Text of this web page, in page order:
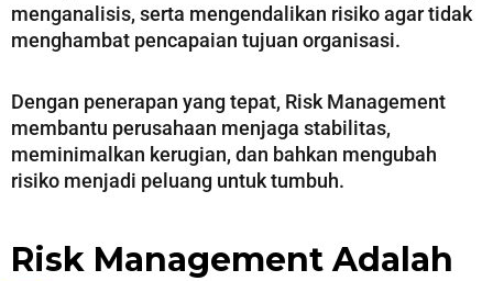
menganalisis, serta mengendalikan risiko agar tidak
menghambat pencapaian tujuan organisasi.
Dengan penerapan yang tepat, Risk Management
membantu perusahaan menjaga stabilitas,
meminimalkan kerugian, dan bahkan mengubah
risiko menjadi peluang untuk tumbuh.
Risk Management Adalah